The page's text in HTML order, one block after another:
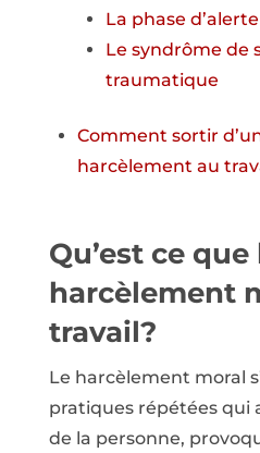
La phase d’alerte
Le syndrôme de
traumatique
Comment sortir
harcèlement au
Qu’est ce que
harcèlement
travail?
Le harcèlement moral
pratiques répétées
de la personne,